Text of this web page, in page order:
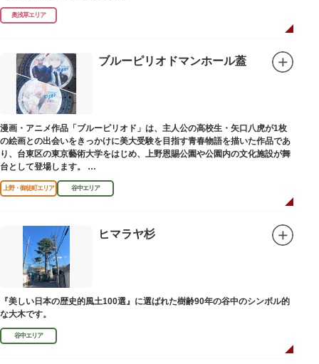
奥浅草エリア
ブルーピリオドマンホール蓋
漫画・アニメ作品「ブルーピリオド」は、主人公の高校生・矢口八虎が1枚
の絵画との出会いをきっかけに美大受験を目指す青春物語を描いた作品であ
り、台東区の東京藝術大学をはじめ、上野恩賜公園や公園内の文化施設が舞
台として登場します。
区にゆかりのある本作品を通して、新たな観光スポット創出による誘客促進
と区内観光客の回遊性向上を図るため、こちらのマンホール蓋を設置しまし
設置年月日：令和4年3月1日
上野・御徒町エリア 谷中エリア
ヒマラヤ杉
『美しい日本の歴史的風土100選』に選ばれた樹齢90年の谷中のシンボル的
な大木です。
谷中エリア